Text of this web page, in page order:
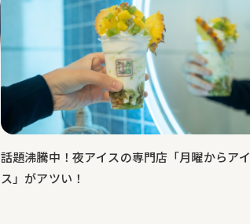
話題沸騰中！夜アイスの専門店「月曜からアイ
ス」がアツい！